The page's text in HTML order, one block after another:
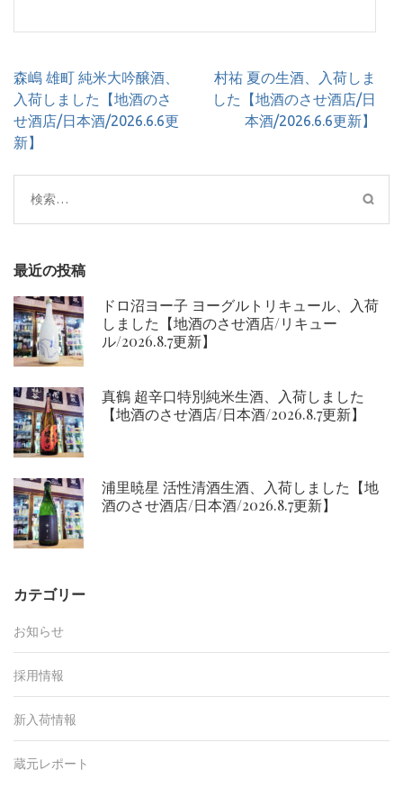
投
稿
ナ
ビ
シ
ョ
森嶋 雄町 純米大吟醸酒、
入荷しました【地酒のさ
せ酒店/日本酒/2026.6.6更
新】
村祐 夏の生酒、入荷しま
した【地酒のさせ酒店/日
本酒/2026.6.6更新】
検
索:
最近の投稿
ドロ沼ヨー子 ヨーグルトリキュール、入荷
しました【地酒のさせ酒店/リキュー
ル/2026.8.7更新】
真鶴 超辛口特別純米生酒、入荷しました
【地酒のさせ酒店/日本酒/2026.8.7更新】
浦里暁星 活性清酒生酒、入荷しました【地
酒のさせ酒店/日本酒/2026.8.7更新】
カテゴリー
お知らせ
採用情報
新入荷情報
蔵元レポート